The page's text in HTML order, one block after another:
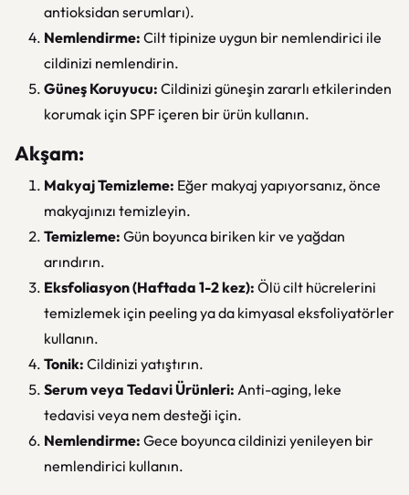
antioksidan serumları).
Nemlendirme: Cilt tipinize uygun bir nemlendirici ile
cildinizi nemlendirin.
Güneş Koruyucu: Cildinizi güneşin zararlı etkilerinden
korumak için SPF içeren bir ürün kullanın.
Akşam:
Makyaj Temizleme: Eğer makyaj yapıyorsanız, önce
makyajınızı temizleyin.
Temizleme: Gün boyunca biriken kir ve yağdan
arındırın.
Eksfoliasyon (Haftada 1-2 kez): Ölü cilt hücrelerini
temizlemek için peeling ya da kimyasal eksfoliyatörler
kullanın.
Tonik: Cildinizi yatıştırın.
Serum veya Tedavi Ürünleri: Anti-aging, leke
tedavisi veya nem desteği için.
Nemlendirme: Gece boyunca cildinizi yenileyen bir
nemlendirici kullanın.